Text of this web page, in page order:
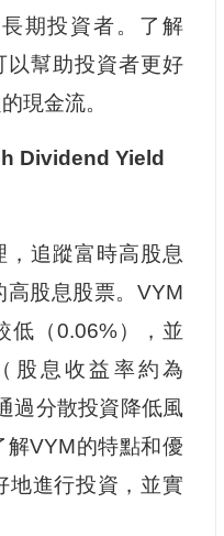
期投資者。了解
以幫助投資者更好
現金流。
Dividend Yield
，追蹤富時高股息
股息股票。VYM
低（0.06%），並
股息收益率約為
過分散投資降低風
解VYM的特點和優
地進行投資，並實